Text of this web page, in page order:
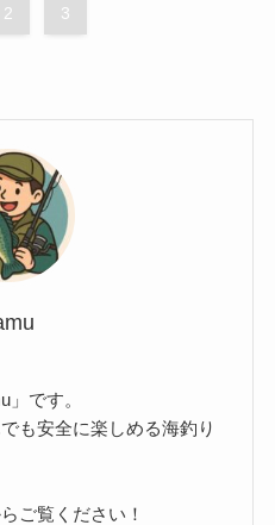
2 3
です。
も安全に楽しめる海釣り
ご覧ください！